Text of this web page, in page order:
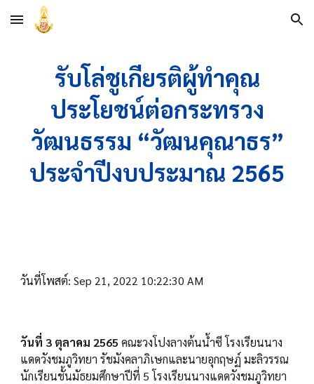
Skip to main content Skip to navigation
รับโล่ชูเกียรติผู้ทำคุณ
ประโยชน์ต่อกระทรวง
วัฒนธรรม “วัฒนคุณาธร”
ประจำปีงบประมาณ 2565
วันที่โพสต์: Sep 21, 2022 10:22:30 AM
วันที่ 3 ตุลาคม 2565 คณะวงโปงลางต้นน้ำซี โรงเรียนนาง
แดดวังชมภูวิทยา รัชมังคลาภิเษกและนายอุกฤษฏ์ มะลิวรรณ
นักเรียนชั้นมัธยมศึกษาปีที่ 5 โรงเรียนนางแดดวังชมภูวิทยา